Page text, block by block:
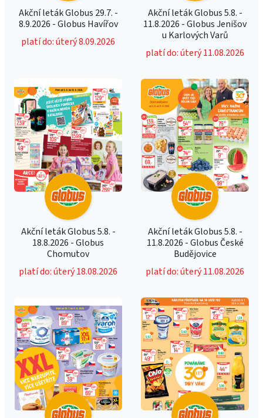
Akční leták Globus 29.7. -
8.9.2026 - Globus Havířov
platí do: úterý 8.09.2026
Akční leták Globus 5.8. -
11.8.2026 - Globus Jenišov
u Karlových Varů
platí do: úterý 11.08.2026
Akční leták Globus 5.8. -
18.8.2026 - Globus
Chomutov
platí do: úterý 18.08.2026
Akční leták Globus 5.8. -
11.8.2026 - Globus České
Budějovice
platí do: úterý 11.08.2026